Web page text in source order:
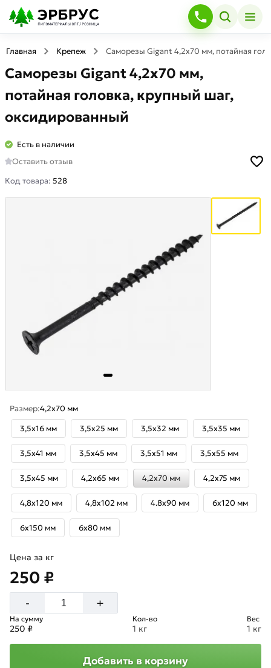
Главная Крепеж Саморезы Gigant 4,2x70 мм, потайная
Саморезы Gigant 4,2x70 мм,
потайная головка, крупный шаг,
оксидированный
Есть в наличии
Оставить отзыв
Код товара: 528
Размер:4,2x70 мм
3,5x16 мм
3,5x25 мм 3,5x32 мм 3,5x35 мм
3,5x41 мм 3,5x45 мм 3,5x51 мм 3,5x55 мм
3,5х45 мм 4,2x65 мм 4,2x70 мм 4,2x75 мм
4,8x120 мм 4,8х102 мм 4.8х90 мм 6х120 мм
6х150 мм 6х80 мм
Цена за кг
250 ₽
- +
На сумму
250 ₽
Кол-во
1 кг
Вес
1 кг
Добавить в корзину